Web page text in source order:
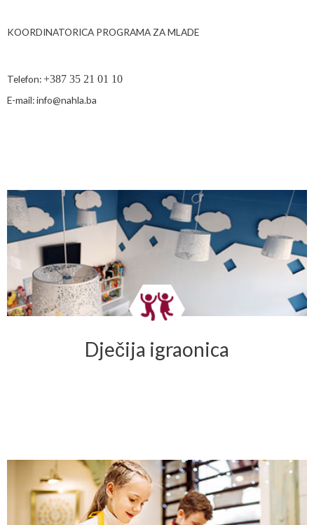
KOORDINATORICA PROGRAMA ZA MLADE
Telefon:+387 35 21 01 10
E-mail: info@nahla.ba
Dječija igraonica